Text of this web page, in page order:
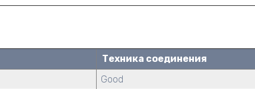
Техника соединения
Good